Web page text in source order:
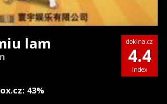
lam
43%
dokina.cz
4.4
index